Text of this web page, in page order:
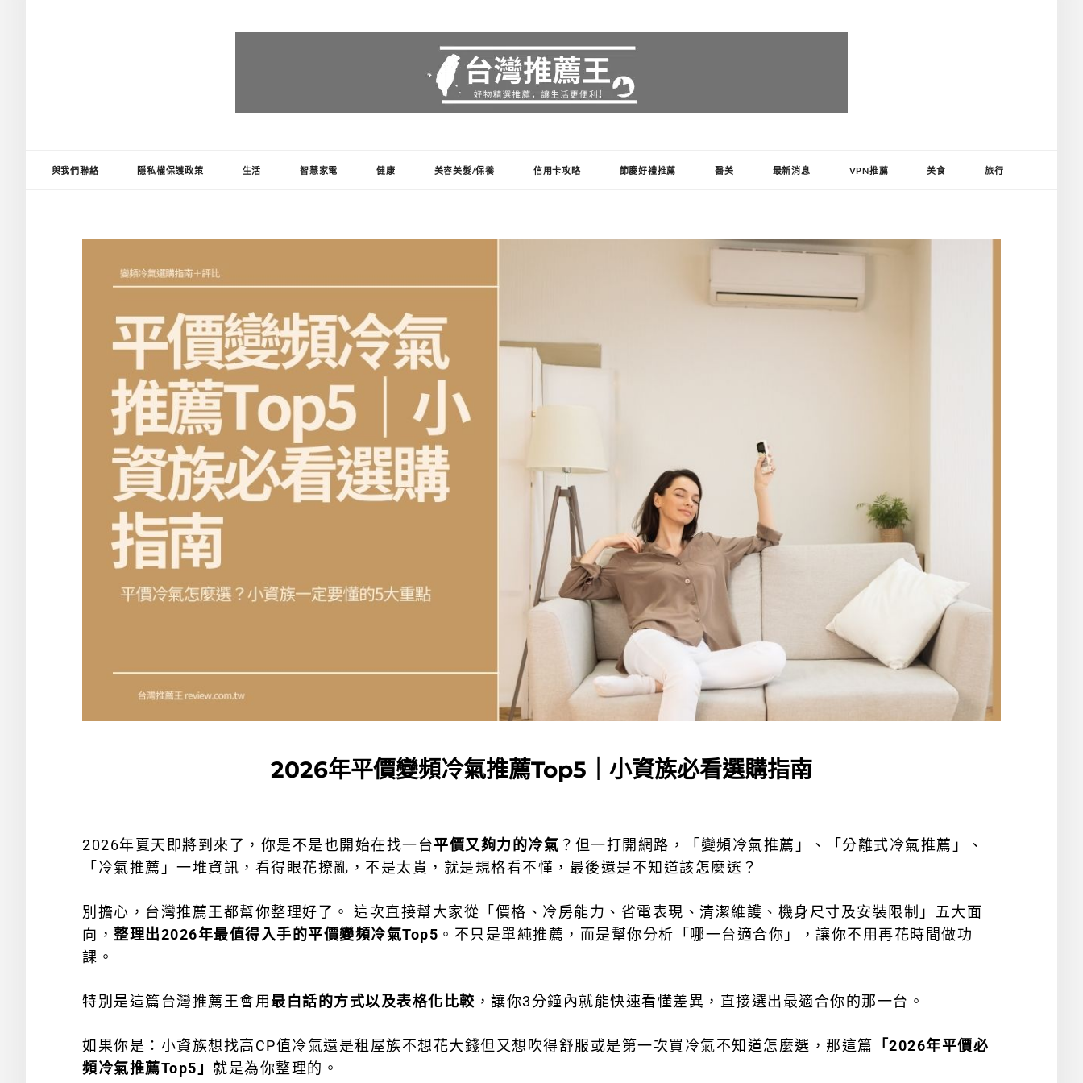
與我們聯絡 隱私權保護政策 生活 智慧家電 健康 美容美髮/保養 信用卡攻略 節慶好禮推薦 醫美 最新消息 VPN推薦 美食 旅行
2026年平價變頻冷氣推薦Top5｜小資族必看選購指南
2026年夏天即將到來了，你是不是也開始在找一台平價又夠力的冷氣 ？但一打開網路，「變頻冷氣推薦」、「分離式冷氣推薦」
、
「冷氣推薦」 一堆資訊，看得眼花撩亂，不是太貴，就是規格看不懂，最後還是不知道該怎麼選？
別擔心，台灣推薦王都幫你整理好了。 這次直接幫大家從「價格、冷房能力、省電表現、清潔維護、機身尺寸及安裝限制」五大面
向， 整理出2026年最值得入手的平價變頻冷氣Top5 。不只是單純推薦，而是幫你分析「哪一台適合你」，讓你不用再花時間做功
課。
特別是這篇台灣推薦王會用最白話的方式以及表格化比較 ，讓你3分鐘內就能快速看懂差異，直接選出最適合你的那一台。
如果你是：小資族想找高CP值冷氣還是租屋族不想花大錢但又想吹得舒服或是第一次買冷氣不知道怎麼選，那這篇 「2026年平價必
頻冷氣推薦Top5」 就是為你整理的。